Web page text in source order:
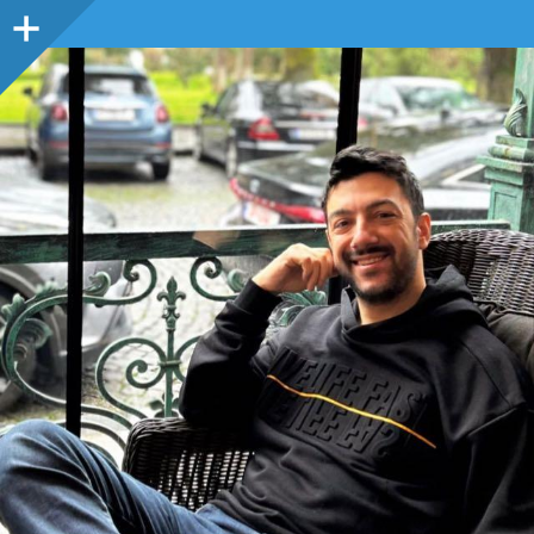
Sidebar